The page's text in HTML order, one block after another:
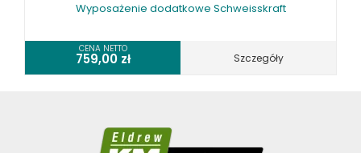
Wyposażenie dodatkowe Schweisskraft
CENA NETTO
759,00 zł Szczegóły